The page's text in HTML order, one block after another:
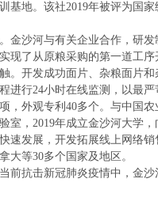
基地。该社2019年被评为国
沙河与有关企业合作，研发
现了从原粮采购的第一道工
。开发成功面片、杂粮面片
进行24小时在线监测，以最
，外观专利40多个。与中国
，2019年成立金沙河大学，
发展，开发拓展线上网络销
大等30多个国家及地区。
抗击新冠肺炎疫情中，金沙